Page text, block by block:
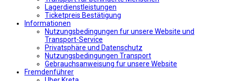
Lagerdienstleistungen
Ticketpreis Bestätigung
Informationen
Nutzungsbedingungen fur unsere Website und
Transport-Service
Privatsphäre und Datenschutz
Nutzungsbedingungen Transport
Gebrauchsanweisung fur unsere Website
Fremdenführer